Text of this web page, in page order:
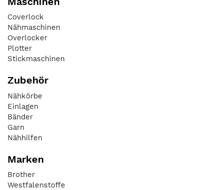
Coverlock
Nähmaschinen
Overlocker
Plotter
Stickmaschinen
Zubehör
Nähkörbe
Einlagen
Bänder
Garn
Nähhilfen
Marken
Brother
Westfalenstoffe